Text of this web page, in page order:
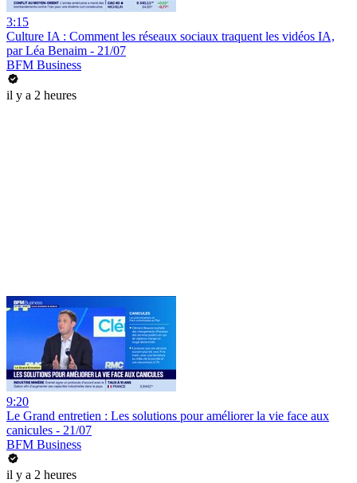
3:15
Culture IA : Comment les réseaux sociaux traquent les vidéos IA,
par Léa Benaim - 21/07
BFM Business
il y a 2 heures
9:20
Le Grand entretien : Les solutions pour améliorer la vie face aux
canicules - 21/07
BFM Business
il y a 2 heures